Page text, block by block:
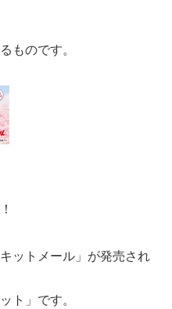
ものです。
ットメール」が発売され
ト」です。